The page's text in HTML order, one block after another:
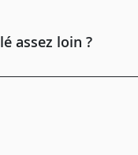
assez loin ?